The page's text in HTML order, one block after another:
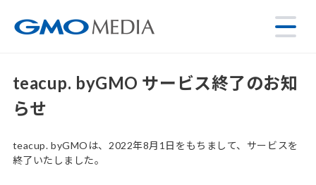
teacup. byGMO サービス終了のお知
らせ
teacup. byGMOは、2022年8月1日をもちまして、サービスを
終了いたしました。